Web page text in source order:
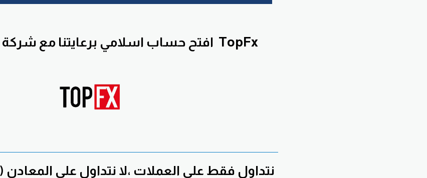
افتح حساب اسلامي برعايتنا مع TopFx
نتداول فقط على العملات ،لا نتداول على